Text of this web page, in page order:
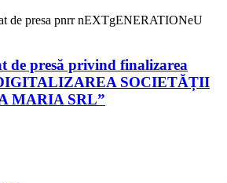
de presă privind finalizarea
SOCIETĂȚII
MARIA SRL”